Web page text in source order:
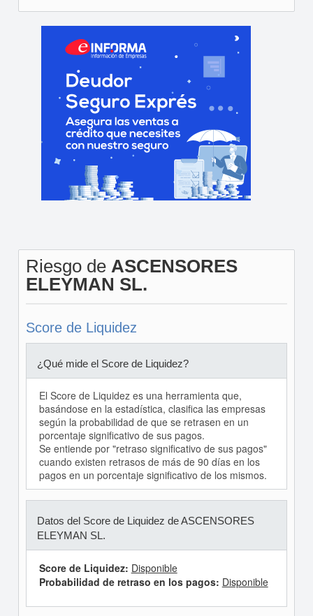
Riesgo de ASCENSORES
ELEYMAN SL.
Score de Liquidez
¿Qué mide el Score de Liquidez?
El Score de Liquidez es una herramienta que,
basándose en la estadística, clasifica las empresas
según la probabilidad de que se retrasen en un
porcentaje significativo de sus pagos.
Se entiende por "retraso significativo de sus pagos"
cuando existen retrasos de más de 90 días en los
pagos en un porcentaje significativo de los mismos.
Datos del Score de Liquidez de ASCENSORES
ELEYMAN SL.
Score de Liquidez: Disponible
Probabilidad de retraso en los pagos: Disponible